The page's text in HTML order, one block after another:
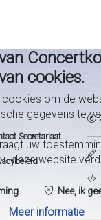
Secretariaat
cookies.
om de
gegevens te
uw
deze website
Nee, ik
Meer informatie